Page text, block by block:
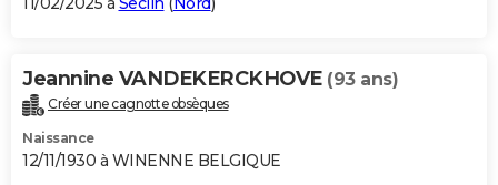
Jeannine VANDEKERCKHOVE (93 ans)
Créer une cagnotte obsèques
Naissance
12/11/1930 à WINENNE BELGIQUE